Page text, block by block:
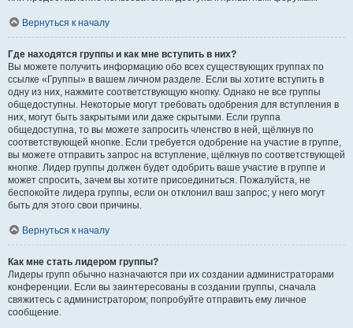
Вернуться к началу
Где находятся группы и как мне вступить в них?
Вы можете получить информацию обо всех существующих группах по
ссылке «Группы» в вашем личном разделе. Если вы хотите вступить в
одну из них, нажмите соответствующую кнопку. Однако не все группы
общедоступны. Некоторые могут требовать одобрения для вступления в
них, могут быть закрытыми или даже скрытыми. Если группа
общедоступна, то вы можете запросить членство в ней, щёлкнув по
соответствующей кнопке. Если требуется одобрение на участие в группе,
вы можете отправить запрос на вступление, щёлкнув по соответствующей
кнопке. Лидер группы должен будет одобрить ваше участие в группе и
может спросить, зачем вы хотите присоединиться. Пожалуйста, не
беспокойте лидера группы, если он отклонил ваш запрос; у него могут
быть для этого свои причины.
Вернуться к началу
Как мне стать лидером группы?
Лидеры групп обычно назначаются при их создании администраторами
конференции. Если вы заинтересованы в создании группы, сначала
свяжитесь с администратором; попробуйте отправить ему личное
сообщение.